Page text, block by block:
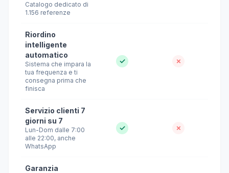
Catalogo dedicato di
1.156 referenze
Riordino
intelligente
automatico
Sistema che impara la
tua frequenza e ti
consegna prima che
finisca
✓ ✗
Servizio clienti 7
giorni su 7
Lun-Dom dalle 7:00
alle 22:00, anche
WhatsApp
✓ ✗
Garanzia